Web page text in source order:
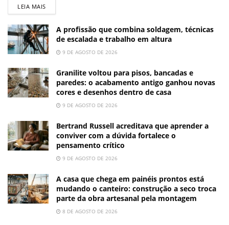
LEIA MAIS
A profissão que combina soldagem, técnicas
de escalada e trabalho em altura
9 DE AGOSTO DE 2026
Granilite voltou para pisos, bancadas e
paredes: o acabamento antigo ganhou novas
cores e desenhos dentro de casa
9 DE AGOSTO DE 2026
Bertrand Russell acreditava que aprender a
conviver com a dúvida fortalece o
pensamento crítico
9 DE AGOSTO DE 2026
A casa que chega em painéis prontos está
mudando o canteiro: construção a seco troca
parte da obra artesanal pela montagem
8 DE AGOSTO DE 2026